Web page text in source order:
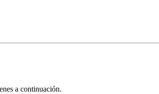
a continuación.